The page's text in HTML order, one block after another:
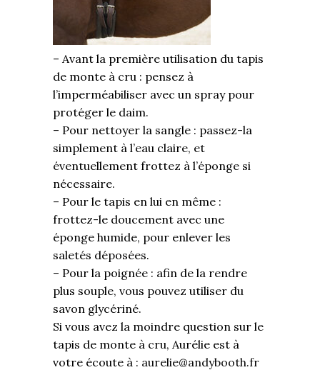
– Avant la première utilisation du tapis
de monte à cru : pensez à
l’imperméabiliser avec un spray pour
protéger le daim.
– Pour nettoyer la sangle : passez-la
simplement à l’eau claire, et
éventuellement frottez à l’éponge si
nécessaire.
– Pour le tapis en lui en même :
frottez-le doucement avec une
éponge humide, pour enlever les
saletés déposées.
– Pour la poignée : afin de la rendre
plus souple, vous pouvez utiliser du
savon glycériné.
Si vous avez la moindre question sur le
tapis de monte à cru, Aurélie est à
votre écoute à : aurelie@andybooth.fr